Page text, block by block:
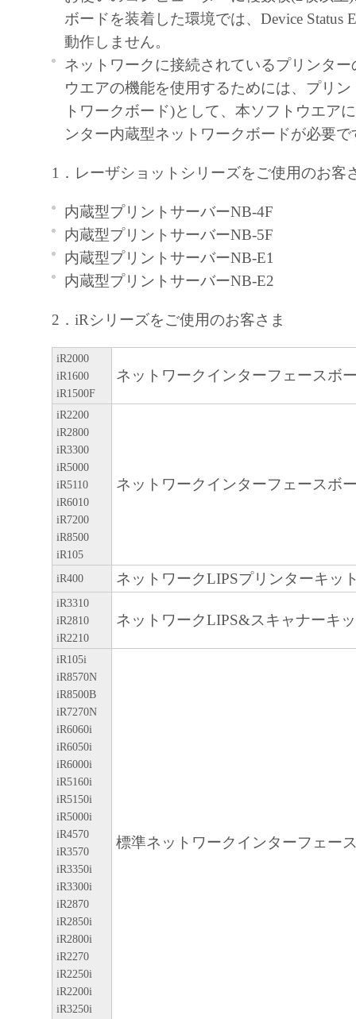
トワークを通じ接続される複数の
下「指定機器」と言います。）に
トウェア」を使用（本契約書にお
トウェア」をコンピューターの記
トールすること、またはコンピュ
示すること、アクセスすること、
ことのいずれも含むものとします
独占的権利をお客様に対して許諾
は、また「指定機器」にネットワ
されたコンピューター上で、かか
の使用者に対して「本ソフトウェ
ことができますが、かかるコンピ
に、その履行に関し全責任を負う
す。
お客様は、上記(1)に基づいて「本
も、明示たると黙示たるとを問わ
制限
お客様は、再使用許諾、譲渡、販
フトウェア」を使用させることは
お客様は、「本ソフトウェア」の
帰属
「本ソフトウェア」に係る権原および
容によりキヤノンまたはキヤノンのラ
します。
著作権表示
お客様は、「本ソフトウェア」に含ま
はキヤノンのライセンサーの著作権表
しもしくは削除してはなりません。
保証の否認・免責
ボードを装着した環境では、Device Status
動作しません。
ネットワークに接続されているプリンタ
ウエアの機能を使用するためには、プリ
トワークボード)として、本ソフトウエア
ンター内蔵型ネットワークボードが必要で
1．レーザショットシリーズをご使用のお客
内蔵型プリントサーバーNB-4F
内蔵型プリントサーバーNB-5F
内蔵型プリントサーバーNB-E1
内蔵型プリントサーバーNB-E2
2．iRシリーズをご使用のお客さま
iR2000
iR1600
iR1500F
ネットワークインターフェースボ
iR2200
iR2800
iR3300
iR5000
iR5110
iR6010
iR7200
iR8500
iR105
ネットワークインターフェースボ
iR400 ネットワークLIPSプリンターキッ
iR3310
iR2810
iR2210
ネットワークLIPS&スキャナーキ
iR105i
iR8570N
iR8500B
iR7270N
iR6060i
iR6050i
iR6000i
iR5160i
iR5150i
iR5000i
iR4570
iR3570
iR3350i
iR3300i
iR2870
iR2850i
iR2800i
iR2270
iR2250i
iR2200i
iR3250i
標準ネットワークインターフェー